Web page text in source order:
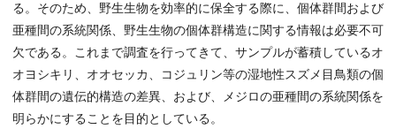
る。そのため、野生生物を効率的に保全する際に、個体群間および
亜種間の系統関係、野生生物の個体群構造に関する情報は必要不可
欠である。これまで調査を行ってきて、サンプルが蓄積しているオ
オヨシキリ、オオセッカ、コジュリン等の湿地性スズメ目鳥類の個
体群間の遺伝的構造の差異、および、メジロの亜種間の系統関係を
明らかにすることを目的としている。